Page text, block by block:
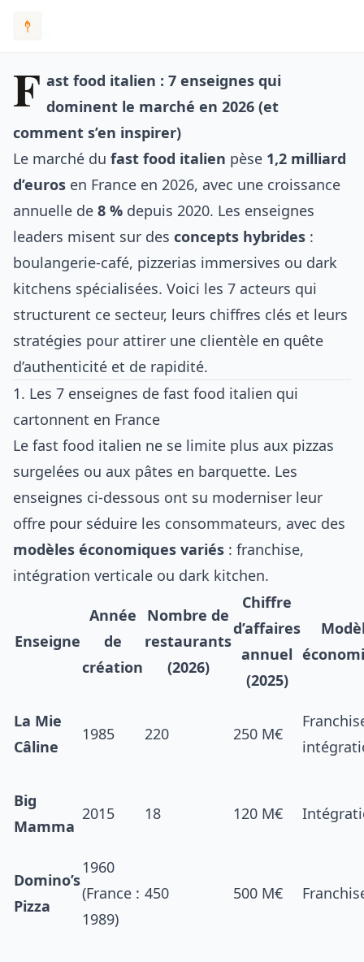
F ast food italien : 7 enseignes qui
dominent le marché en 2026 (et
comment s’en inspirer)
Le marché du fast food italien pèse 1,2 milliard
d’euros en France en 2026, avec une croissance
annuelle de 8 % depuis 2020. Les enseignes
leaders misent sur des concepts hybrides :
boulangerie-café, pizzerias immersives ou dark
kitchens spécialisées. Voici les 7 acteurs qui
structurent ce secteur, leurs chiffres clés et leurs
stratégies pour attirer une clientèle en quête
d’authenticité et de rapidité.
1. Les 7 enseignes de fast food italien qui
cartonnent en France
Le fast food italien ne se limite plus aux pizzas
surgelées ou aux pâtes en barquette. Les
enseignes ci-dessous ont su moderniser leur
offre pour séduire les consommateurs, avec des
modèles économiques variés : franchise,
intégration verticale ou dark kitchen.
Enseigne
Année
de
création
Nombre de
restaurants
(2026)
Chiffre
d’affaires
annuel
(2025)
La Mie
Câline
1985 220 250 M€
Big
Mamma
2015 18 120 M€
Domino’s
Pizza
1960
(France :
1989)
450 500 M€